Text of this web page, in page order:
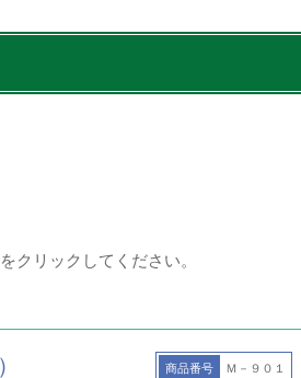
クリックしてください。
商品番号 Ｍ－９０１